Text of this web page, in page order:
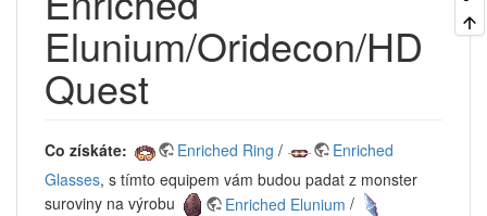
Elunium/Oridecon/HD
Quest
Co získáte: Enriched Ring /
Enriched
Glasses, s tímto equipem vám budou padat z monster
suroviny na výrobu
Enriched Elunium /